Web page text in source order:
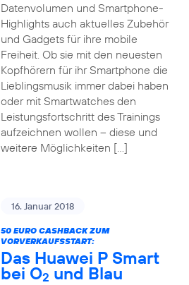
Datenvolumen und Smartphone-
Highlights auch aktuelles Zubehör
und Gadgets für ihre mobile
Freiheit. Ob sie mit den neuesten
Kopfhörern für ihr Smartphone die
Lieblingsmusik immer dabei haben
oder mit Smartwatches den
Leistungsfortschritt des Trainings
aufzeichnen wollen – diese und
weitere Möglichkeiten […]
16. Januar 2018
50 EURO CASHBACK ZUM
VORVERKAUFSSTART:
Das Huawei P Smart
bei O2 und Blau